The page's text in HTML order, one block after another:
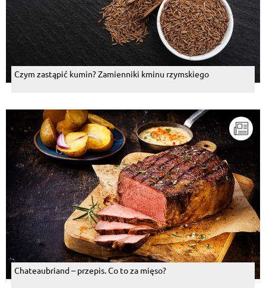
Czym zastąpić kumin? Zamienniki kminu rzymskiego
Chateaubriand – przepis. Co to za mięso?